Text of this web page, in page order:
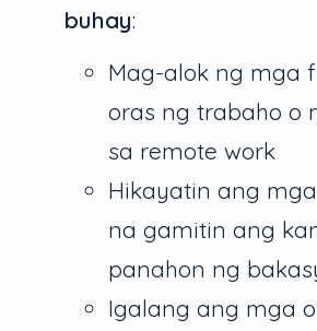
buhay:
Mag-alok ng mga
oras ng trabaho o
sa remote work
Hikayatin ang
na gamitin ang
panahon ng
Igalang ang mga